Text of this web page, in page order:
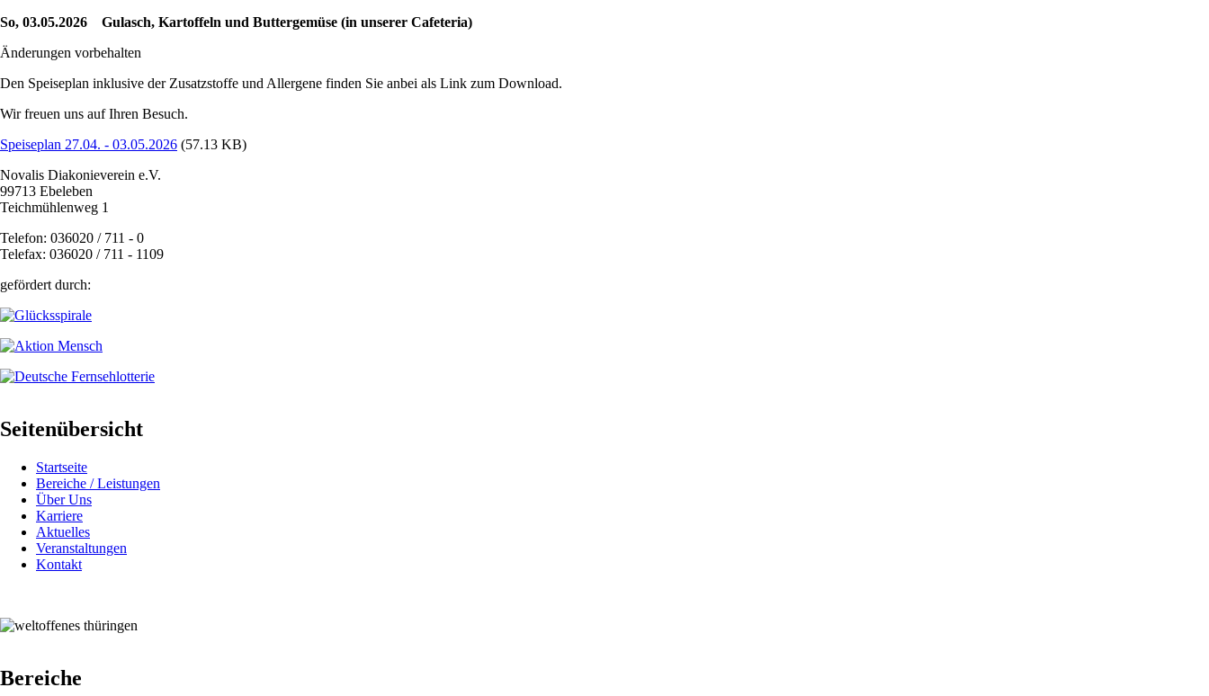
So, 03.05.2026 Gulasch, Kartoffeln und Buttergemüse (in unserer Cafeteria)
Änderungen vorbehalten
Den Speiseplan inklusive der Zusatzstoffe und Allergene finden Sie anbei als Link zum Download.
Wir freuen uns auf Ihren Besuch.
Speiseplan 27.04. - 03.05.2026 (57.13 KB)
Novalis Diakonieverein e.V.
99713 Ebeleben
Teichmühlenweg 1
Telefon: 036020 / 711 - 0
Telefax: 036020 / 711 - 1109
gefördert durch:
Seitenübersicht
Startseite
Bereiche / Leistungen
Über Uns
Karriere
Aktuelles
Veranstaltungen
Kontakt
Bereiche